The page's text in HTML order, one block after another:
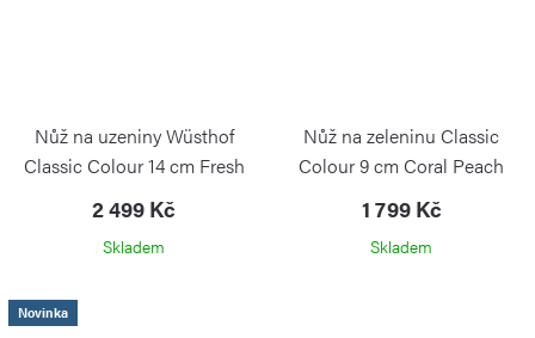
Nůž na uzeniny Wüsthof
Classic Colour 14 cm Fresh
Rosemary
2 499 Kč
Skladem
Nůž na zeleninu Classic
Colour 9 cm Coral Peach
1 799 Kč
Skladem
Novinka